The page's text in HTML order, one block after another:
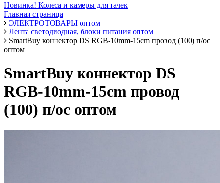
Новинка! Колеса и камеры для тачек
Главная страница
ЭЛЕКТРОТОВАРЫ оптом
Лента светодиодная, блоки питания оптом
SmartBuy коннектор DS RGB-10mm-15cm провод (100) п/ос
оптом
SmartBuy коннектор DS
RGB-10mm-15cm провод
(100) п/ос оптом